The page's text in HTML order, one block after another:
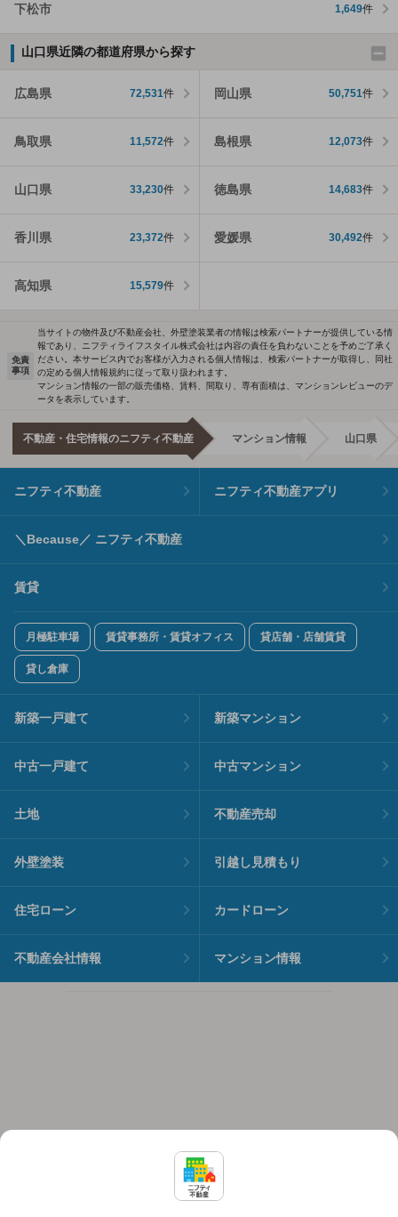
下松市 1,649件
山口県近隣の都道府県から探す
広島県 72,531件 岡山県 50,751件
鳥取県 11,572件 島根県 12,073件
山口県 33,230件 徳島県 14,683件
香川県 23,372件 愛媛県 30,492件
高知県 15,579件
免責
事項
当サイトの物件及び不動産会社、外壁塗装業者の情報は検索パートナーが提供している情
報であり、ニフティライフスタイル株式会社は内容の責任を負わないことを予めご了承く
ださい。本サービス内でお客様が入力される個人情報は、検索パートナーが取得し、同社
の定める個人情報規約に従って取り扱われます。
マンション情報の一部の販売価格、賃料、間取り、専有面積は、マンションレビューのデ
ータを表示しています。
不動産・住宅情報のニフティ不動産 マンション情報 山口県
ニフティ不動産 ニフティ不動産アプリ
＼Because／ ニフティ不動産
賃貸
月極駐車場 賃貸事務所・賃貸オフィス 貸店舗・店舗賃貸
貸し倉庫
新築一戸建て 新築マンション
中古一戸建て 中古マンション
土地 不動産売却
外壁塗装 引越し見積もり
住宅ローン カードローン
不動産会社情報 マンション情報